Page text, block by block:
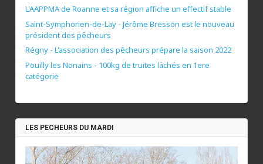
LES PECHEURS DU MARDI
L'AAPPMA de Roanne et sa région affiche un effectif stable
Saint-Symphorien-de-Lay - Jérôme Bresson est le nouveau
président des pêcheurs
Régny - L'association des pêcheurs prépare la saison 2022
Pouilly les Nonains - 100kg de truites lâchés en 1ere
catégorie